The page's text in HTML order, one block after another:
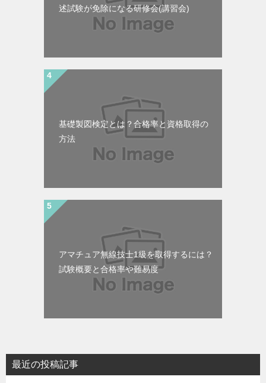
述試験が免除になる研修会(講習会)
基礎製図検定とは？合格率と資格取得の
方法
アマチュア無線技士1級を取得するには？
試験概要と合格率や難易度
最近の投稿記事